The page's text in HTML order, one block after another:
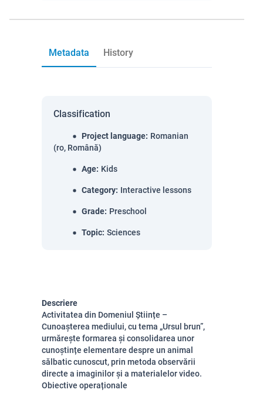
Metadata History
Classification
Project language: Romanian
(ro, Română)
Age: Kids
Category: Interactive lessons
Grade: Preschool
Topic: Sciences
Descriere
Activitatea din Domeniul Științe –
Cunoașterea mediului, cu tema „Ursul brun”,
urmărește formarea și consolidarea unor
cunoștințe elementare despre un animal
sălbatic cunoscut, prin metoda observării
directe a imaginilor și a materialelor video.
Obiective operaționale